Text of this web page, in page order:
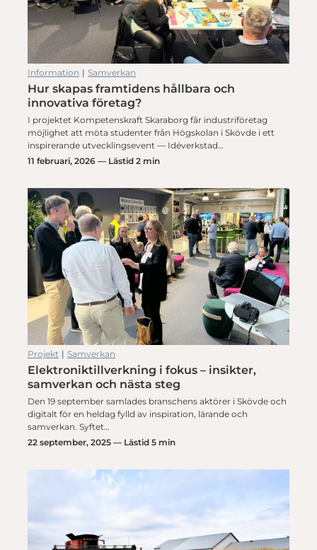
Information | Samverkan
Hur skapas framtidens hållbara och
innovativa företag?
I projektet Kompetenskraft Skaraborg får industriföretag
möjlighet att möta studenter från Högskolan i Skövde i ett
inspirerande utvecklingsevent — Idéverkstad…
11 februari, 2026 — Lästid 2 min
Projekt | Samverkan
Elektroniktillverkning i fokus – insikter,
samverkan och nästa steg
Den 19 september samlades branschens aktörer i Skövde och
digitalt för en heldag fylld av inspiration, lärande och
samverkan. Syftet…
22 september, 2025 — Lästid 5 min